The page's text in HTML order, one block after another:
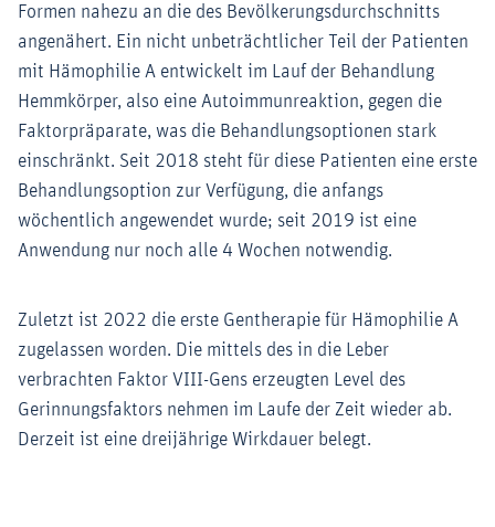
Formen nahezu an die des Bevölkerungsdurchschnitts
angenähert. Ein nicht unbeträchtlicher Teil der Patienten
mit Hämophilie A entwickelt im Lauf der Behandlung
Hemmkörper, also eine Autoimmunreaktion, gegen die
Faktorpräparate, was die Behandlungsoptionen stark
einschränkt. Seit 2018 steht für diese Patienten eine erste
Behandlungsoption zur Verfügung, die anfangs
wöchentlich angewendet wurde; seit 2019 ist eine
Anwendung nur noch alle 4 Wochen notwendig.
Zuletzt ist 2022 die erste Gentherapie für Hämophilie A
zugelassen worden. Die mittels des in die Leber
verbrachten Faktor VIII-Gens erzeugten Level des
Gerinnungsfaktors nehmen im Laufe der Zeit wieder ab.
Derzeit ist eine dreijährige Wirkdauer belegt.